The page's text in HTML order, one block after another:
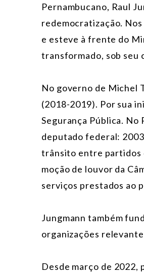
Pernambucano, Raul
redemocratização.
e esteve à frente do
transformado, sob seu
No governo de Michel
(2018-2019). Por sua
Segurança Pública. No
deputado federal:
trânsito entre partidos
moção de louvor da
serviços prestados ao
Jungmann também
organizações
Desde março de